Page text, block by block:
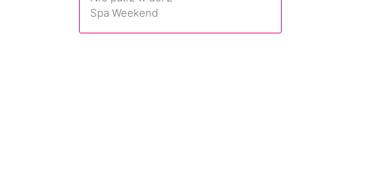
Spa Weekend